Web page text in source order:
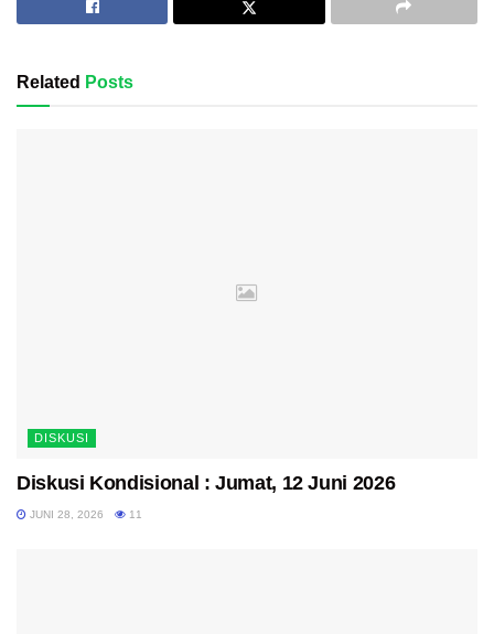
Related Posts
DISKUSI
Diskusi Kondisional : Jumat, 12 Juni 2026
JUNI 28, 2026 11